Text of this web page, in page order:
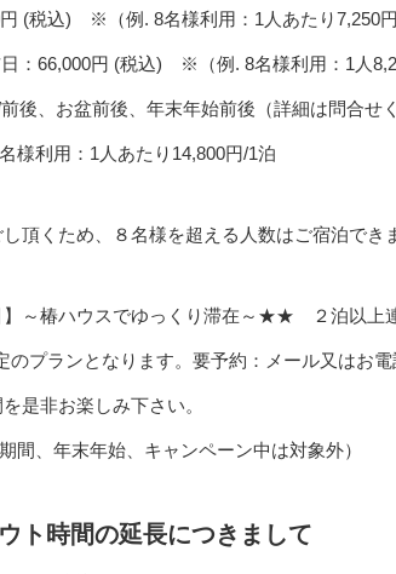
(税込) ※（例. 8名様利用：1人あたり7,250
：66,000円 (税込) ※（例. 8名様利用：1人
後、お盆前後、年末年始前後（詳細は問合
様利用：1人あたり14,800円/1泊
頂くため、８名様を超える人数はご宿泊でき
～椿ハウスでゆっくり滞在～★★ ２泊以上連
のプランとなります。要予約：メール又はお
是非お楽しみ下さい。
間、年末年始、キャンペーン中は対象外）
ト時間の延長につきまして